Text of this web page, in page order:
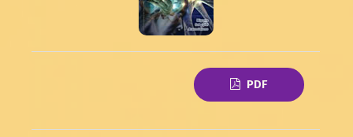
PDF